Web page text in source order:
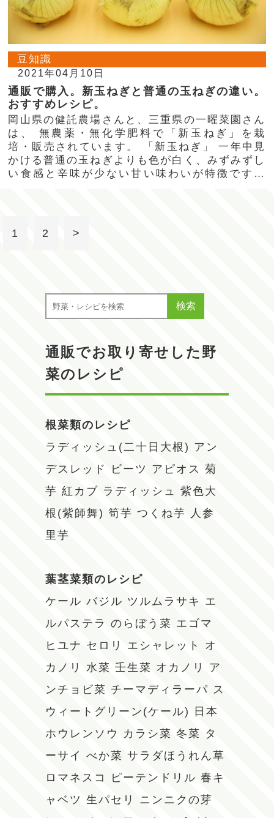
検索
通販でお取り寄せした野
菜のレシピ
根菜類のレシピ
ラディッシュ(二十日大根) アン
デスレッド
ビーツ アピオス 菊
芋 紅カブ ラディッシュ 紫色大
根(紫師舞) 筍芋 つくね芋 人参
里芋
葉茎菜類のレシピ
ケール バジル ツルムラサキ エ
ルパステラ のらぼう菜 エゴマ
ヒユナ セロリ エシャレット
オ
カノリ
水菜 壬生菜 オカノリ
ア
ンチョビ菜 チーマディラーパ ス
ウィートグリーン(ケール)
日本
ホウレンソウ
カラシ菜 冬菜 タ
ーサイ べか菜 サラダほうれん草
ロマネスコ
ピーテンドリル 春キ
ャベツ 生パセリ
ニンニクの芽
豆知識
2021年04月10日
通販で購入。新玉ねぎと普通の玉ねぎの違い。
おすすめレシピ。
岡山県の健託農場さんと、三重県の一曜菜園さん
は、 無農薬・無化学肥料で「新玉ねぎ」を栽
培・販売されています。 「新玉ねぎ」 一年中見
かける普通の玉ねぎよりも色が白く、みずみずし
い食感と辛味が少ない甘い味わいが特徴です。
1 2 >